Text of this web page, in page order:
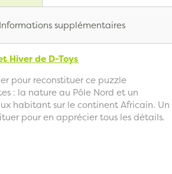
Informations supplémentaires
Hiverde D-Toys
pour reconstituer ce puzzle
: la nature au Pôle Nord et un
habitant sur le continent Africain. Un
pour en apprécier tous les détails.